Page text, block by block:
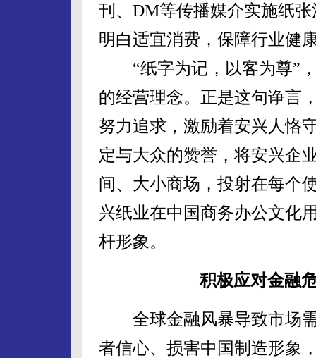
刊、DM等传播媒介实施纸
明白适宜消费，保障行业健
“纸字为记，以客为尊”，
的经营理念。正是这句诤言
努力追求，激励着安兴人恪
定与大众的赞誉，将安兴企
间、大小商场，投射在每个
兴纸业在中国商务办公文化
杆形象。
积极应对金融
全球金融风暴导致市场需
者信心、损害中国制造形象